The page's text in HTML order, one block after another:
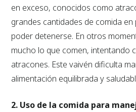
en exceso, conocidos como
grandes cantidades de comida
poder detenerse. En otros
mucho lo que comen, intentando
atracones. Este vaivén dificulta
alimentación equilibrada y
2. Uso de la comida para